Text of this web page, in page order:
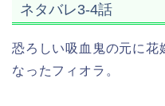
ネタバレ3-4話
恐ろしい吸血鬼の元に花
なったフィオラ。